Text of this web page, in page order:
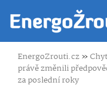
EnergoZrouti.cz»
právě změnili
za poslední roky